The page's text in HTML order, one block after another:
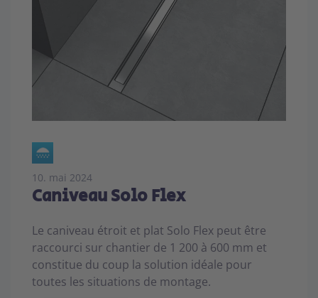
10. mai 2024
Caniveau Solo Flex
Le caniveau étroit et plat Solo Flex peut être
raccourci sur chantier de 1 200 à 600 mm et
constitue du coup la solution idéale pour
toutes les situations de montage.